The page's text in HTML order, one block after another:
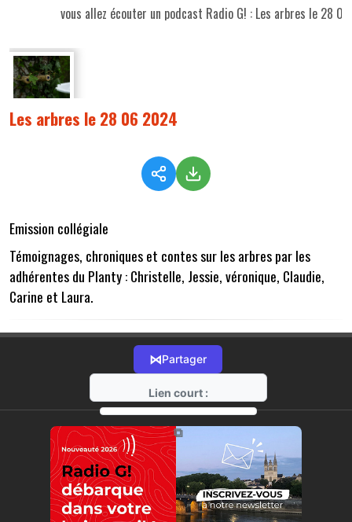
vous allez écouter un podcast Radio G! : Les arbres le 28
Les arbres le 28 06 2024
Emission collégiale
Témoignages, chroniques et contes sur les arbres par les
adhérentes du Planty : Christelle, Jessie, véronique, Claudie,
Carine et Laura.
⋈Partager
Lien court :
https://radio-g.fr?14975
⧉